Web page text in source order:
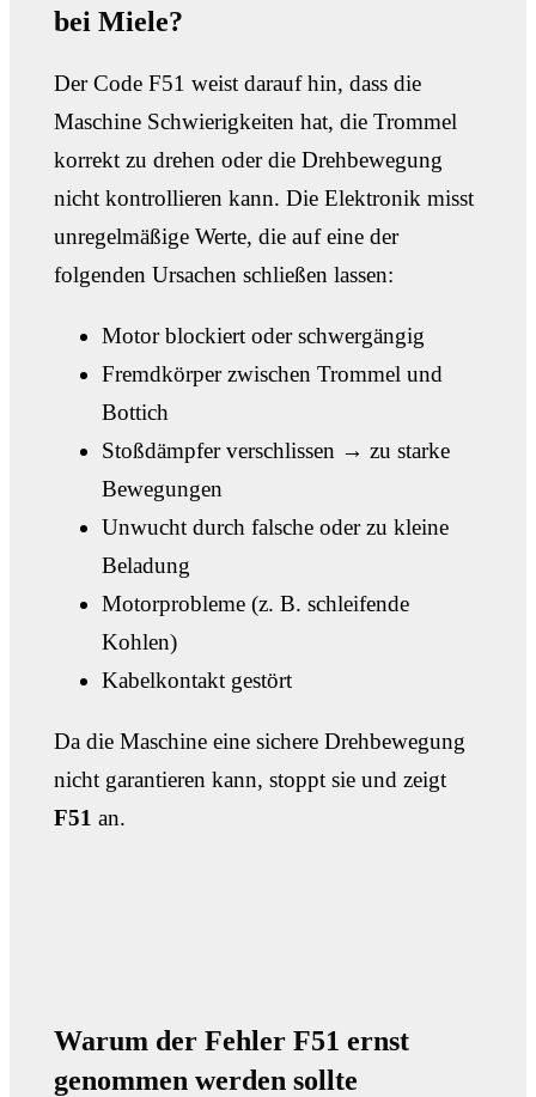
bei Miele?
Der Code F51 weist darauf hin, dass die
Maschine Schwierigkeiten hat, die Trommel
korrekt zu drehen oder die Drehbewegung
nicht kontrollieren kann. Die Elektronik misst
unregelmäßige Werte, die auf eine der
folgenden Ursachen schließen lassen:
Motor blockiert oder schwergängig
Fremdkörper zwischen Trommel und
Bottich
Stoßdämpfer verschlissen → zu starke
Bewegungen
Unwucht durch falsche oder zu kleine
Beladung
Motorprobleme (z. B. schleifende
Kohlen)
Kabelkontakt gestört
Da die Maschine eine sichere Drehbewegung
nicht garantieren kann, stoppt sie und zeigt
F51 an.
Warum der Fehler F51 ernst
genommen werden sollte